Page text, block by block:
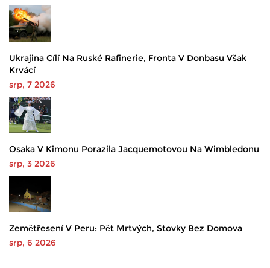
Ukrajina Cílí Na Ruské Rafinerie, Fronta V Donbasu Však
Krvácí
srp, 7 2026
Osaka V Kimonu Porazila Jacquemotovou Na Wimbledonu
srp, 3 2026
Zemětřesení V Peru: Pět Mrtvých, Stovky Bez Domova
srp, 6 2026